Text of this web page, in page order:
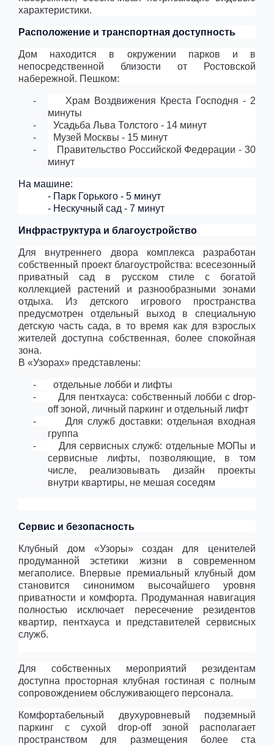
характеристики.
Расположение и транспортная доступность
Дом находится в окружении парков и в
непосредственной близости от Ростовской
набережной. Пешком:
-
Храм Воздвижения Креста Господня - 2
минуты
-
Усадьба Льва Толстого - 14 минут
-
Музей Москвы - 15 минут
-
Правительство Российской Федерации - 30
минут
На машине:
- Парк Горького - 5 минут
- Нескучный сад - 7 минут
Инфраструктура и благоустройство
Для внутреннего двора комплекса разработан
собственный проект благоустройства: всесезонный
приватный сад в русском стиле с богатой
коллекцией растений и разнообразными зонами
отдыха. Из детского игрового пространства
предусмотрен отдельный выход в специальную
детскую часть сада, в то время как для взрослых
жителей доступна собственная, более спокойная
зона.
В «Узорах» представлены:
-
отдельные лобби и лифты
-
Для пентхауса: собственный лобби с drop-
off зоной, личный паркинг и отдельный лифт
-
Для служб доставки: отдельная входная
группа
-
Для сервисных служб: отдельные МОПы и
сервисные лифты, позволяющие, в том
числе, реализовывать дизайн проекты
внутри квартиры, не мешая соседям
Сервис и безопасность
Клубный дом «Узоры» создан для ценителей
продуманной эстетики жизни в современном
мегаполисе. Впервые премиальный клубный дом
становится синонимом высочайшего уровня
приватности и комфорта. Продуманная навигация
полностью исключает пересечение резидентов
квартир, пентхауса и представителей сервисных
служб.
Для собственных мероприятий резидентам
доступна просторная клубная гостиная с полным
сопровождением обслуживающего персонала.
Комфортабельный двухуровневый подземный
паркинг с сухой drop-off зоной располагает
пространством для размещения более ста